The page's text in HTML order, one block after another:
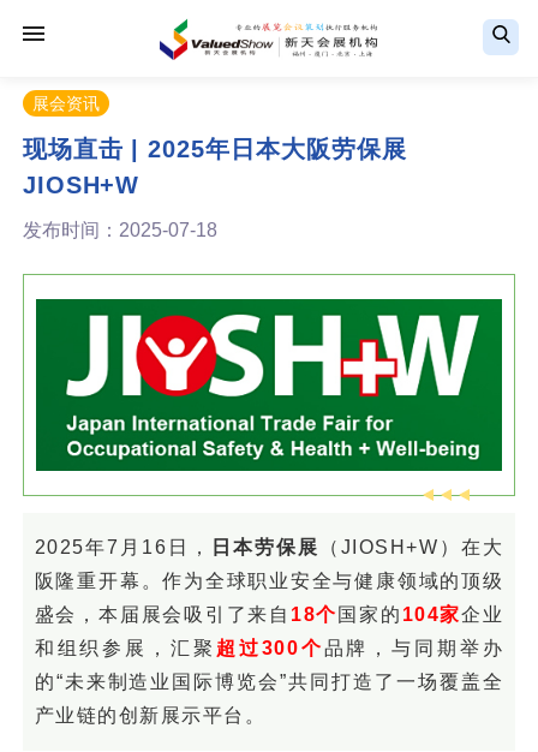
展会资讯
现场直击 | 2025年日本大阪劳保展
JIOSH+W
发布时间：2025-07-18
2025年7月16日， 日本劳保展
（JIOSH+W）在大
阪隆重开幕。作为全球职业安全与健康领域的顶级
盛会，本届展会吸引了来自 18个 国家的 104家企业
和组织参展，汇聚 超过300个品牌 ，与同期举办
的“未来制造业国际博览会”共同打造了一场覆盖全
产业链的创新展示平台。